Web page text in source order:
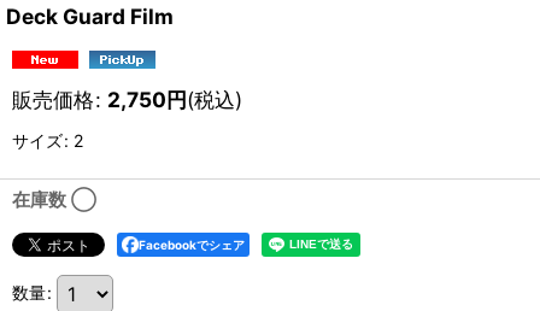
Deck Guard Film
販売価格: 2,750円(税込)
サイズ: 2
在庫数 ◯
Facebookでシェア
数量: